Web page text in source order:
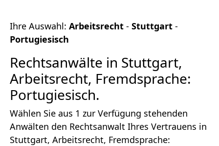
Ihre Auswahl: Arbeitsrecht - Stuttgart -
Portugiesisch
Rechtsanwälte in Stuttgart,
Arbeitsrecht, Fremdsprache:
Portugiesisch.
Wählen Sie aus 1 zur Verfügung stehenden
Anwälten den Rechtsanwalt Ihres Vertrauens in
Stuttgart, Arbeitsrecht, Fremdsprache: